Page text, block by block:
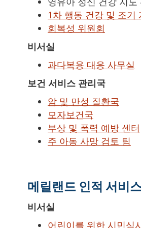
1차 행동 건강 및 조기
회복성 위원회
비서실
과다복용 대응 사무실
보건 서비스 관리국
암 및 만성 질환국
모자보건국
부상 및 폭력 예방 센터
주 아동 사망 검토 팀
메릴랜드 인적 서비
비서실
어린이를 위한 시민심